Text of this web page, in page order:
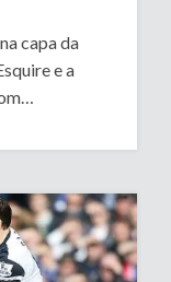
capa da
e a